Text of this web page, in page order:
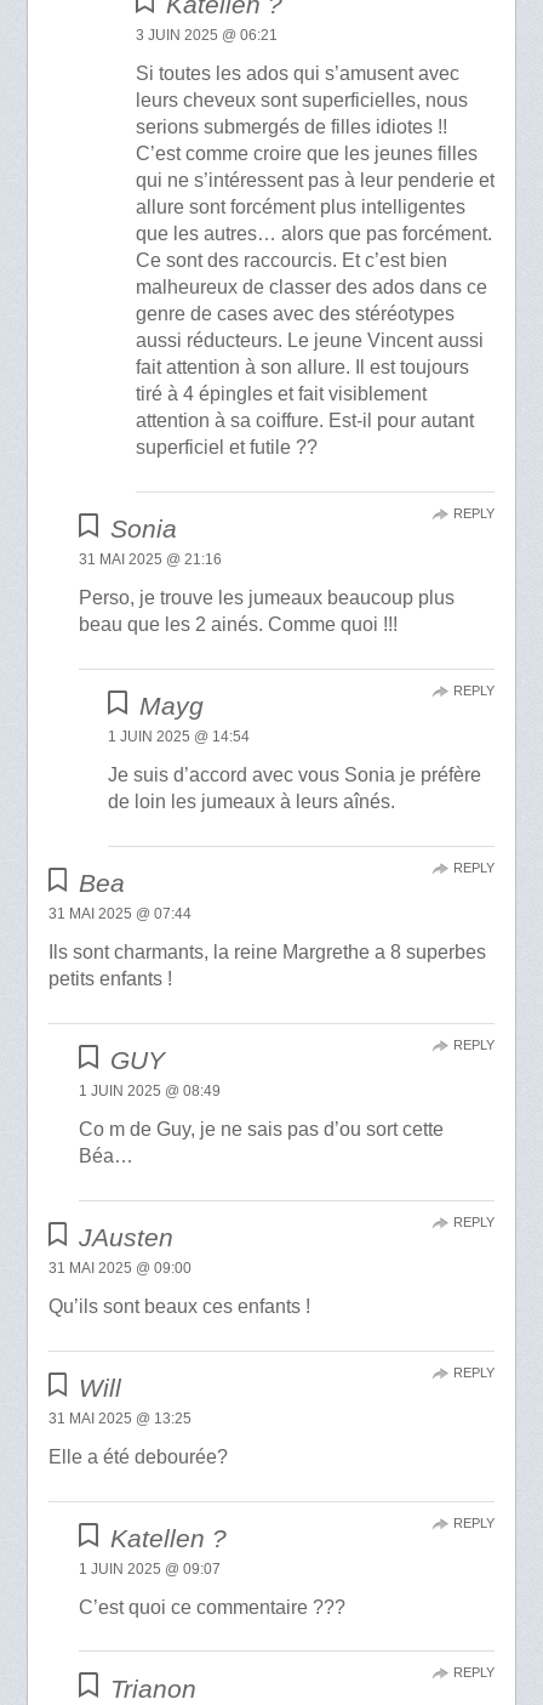
3 JUIN 2025 @ 06:21
Si toutes les ados qui s’amusent avec
leurs cheveux sont superficielles, nous
serions submergés de filles idiotes !!
C’est comme croire que les jeunes filles
qui ne s’intéressent pas à leur penderie et
allure sont forcément plus intelligentes
que les autres… alors que pas forcément.
Ce sont des raccourcis. Et c’est bien
malheureux de classer des ados dans ce
genre de cases avec des stéréotypes
aussi réducteurs. Le jeune Vincent aussi
fait attention à son allure. Il est toujours
tiré à 4 épingles et fait visiblement
attention à sa coiffure. Est-il pour autant
superficiel et futile ??
Sonia
31 MAI 2025 @ 21:16
Perso, je trouve les jumeaux beaucoup plus
beau que les 2 ainés. Comme quoi !!!
REPLY
Mayg
1 JUIN 2025 @ 14:54
Je suis d’accord avec vous Sonia je préfère
de loin les jumeaux à leurs aînés.
REPLY
Bea
31 MAI 2025 @ 07:44
Ils sont charmants, la reine Margrethe a 8 superbes
petits enfants !
REPLY
GUY
1 JUIN 2025 @ 08:49
Co m de Guy, je ne sais pas d’ou sort cette
Béa…
REPLY
JAusten
31 MAI 2025 @ 09:00
Qu’ils sont beaux ces enfants !
REPLY
Will
31 MAI 2025 @ 13:25
Elle a été debourée?
REPLY
Katellen ?
1 JUIN 2025 @ 09:07
C’est quoi ce commentaire ???
REPLY
Trianon
REPLY